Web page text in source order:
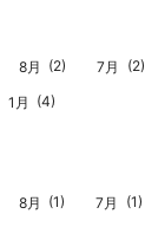
8月 (2) 7月 (2)
1月 (4)
8月 (1) 7月 (1)